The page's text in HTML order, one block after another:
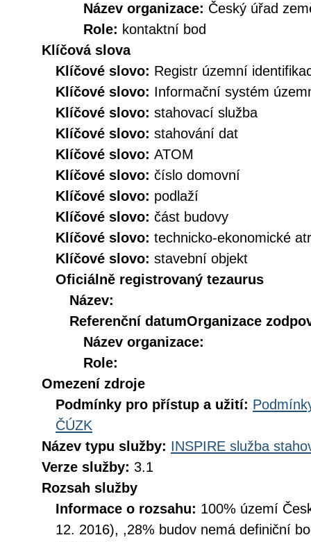
Název organizace: Český úřad
Role: kontaktní bod
Klíčová slova
Klíčové slovo: Registr územní
Klíčové slovo: Informační systém
Klíčové slovo: stahovací služba
Klíčové slovo: stahování dat
Klíčové slovo: ATOM
Klíčové slovo: číslo domovní
Klíčové slovo: podlaží
Klíčové slovo: část budovy
Klíčové slovo: technicko-ekonomické
Klíčové slovo: stavební objekt
Oficiálně registrovaný tezaurus
Název:
Referenční datumOrganizace
Název organizace:
Role:
Omezení zdroje
Podmínky pro přístup a užití:
ČÚZK
Název typu služby: INSPIRE služba
Verze služby: 3.1
Rozsah služby
Informace o rozsahu: 100% území
12. 2016), ,28% budov nemá definiční